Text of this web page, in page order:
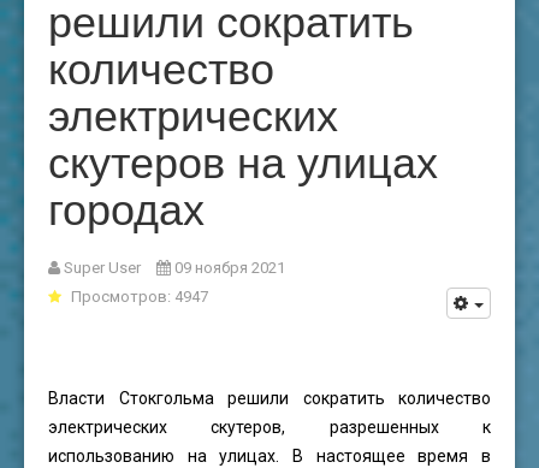
решили сократить
количество
электрических
скутеров на улицах
городах
Super User
09 ноября 2021
Просмотров: 4947
Власти Стокгольма решили сократить количество
электрических скутеров, разрешенных к
использованию на улицах. В настоящее время в